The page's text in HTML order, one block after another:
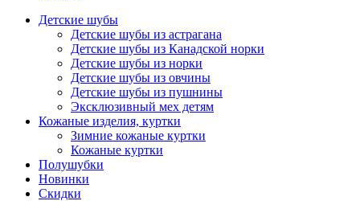
Детские шубы
Детские шубы из астрагана
Детские шубы из Канадской норки
Детские шубы из норки
Детские шубы из овчины
Детские шубы из пушнины
Эксклюзивный мех детям
Кожаные изделия, куртки
Зимние кожаные куртки
Кожаные куртки
Полушубки
Новинки
Скидки